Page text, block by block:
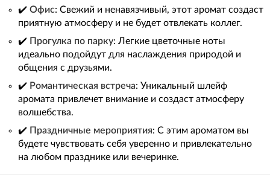
✔️ Офис: Свежий и ненавязчивый, этот аромат создаст
приятную атмосферу и не будет отвлекать коллег.
✔️ Прогулка по парку: Легкие цветочные ноты
идеально подойдут для наслаждения природой и
общения с друзьями.
✔️ Романтическая встреча: Уникальный шлейф
аромата привлечет внимание и создаст атмосферу
волшебства.
✔️ Праздничные мероприятия: С этим ароматом вы
будете чувствовать себя уверенно и привлекательно
на любом празднике или вечеринке.